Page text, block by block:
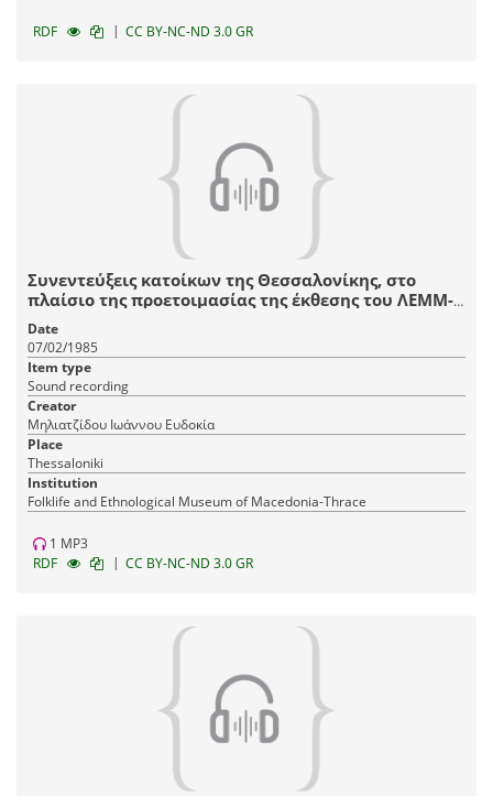
RDF | CC BY-NC-ND 3.0 GR
Συνεντεύξεις κατοίκων της Θεσσαλονίκης, στο
πλαίσιο της προετοιμασίας της έκθεσης του ΛΕΜΜ-
Θ "Αστικό Σπίτι Θεσσαλονίκης, 1880-1912".
Date
07/02/1985
Item type
Sound recording
Creator
Μηλιατζίδου Ιωάννου Ευδοκία
Place
Thessaloniki
Institution
Fοlklife and Ethnological Museum of Macedonia-Thrace
1 MP3
RDF
| CC BY-NC-ND 3.0 GR